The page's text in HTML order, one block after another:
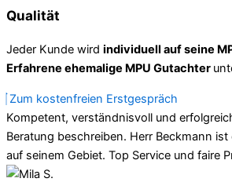
Qualität
Jeder Kunde wird individuell auf seine
Erfahrene ehemalige MPU Gutachter
Zum kostenfreien Erstgespräch
Kompetent, verständnisvoll und
Beratung beschreiben. Herr Beckmann
auf seinem Gebiet. Top Service und faire